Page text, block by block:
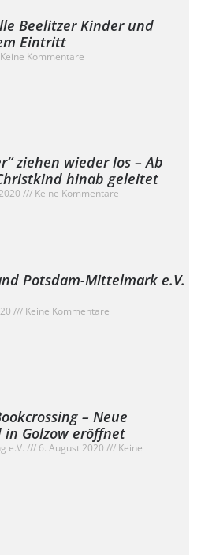
Beelitzer Kinder und
Eintritt
Keine Kommentare
ziehen wieder los – Ab
hinab geleitet
Keine Kommentare
Potsdam-Mittelmark e.V.
Keine Kommentare
– Neue
Golzow eröffnet
e.V. 6. August 2020
Keine